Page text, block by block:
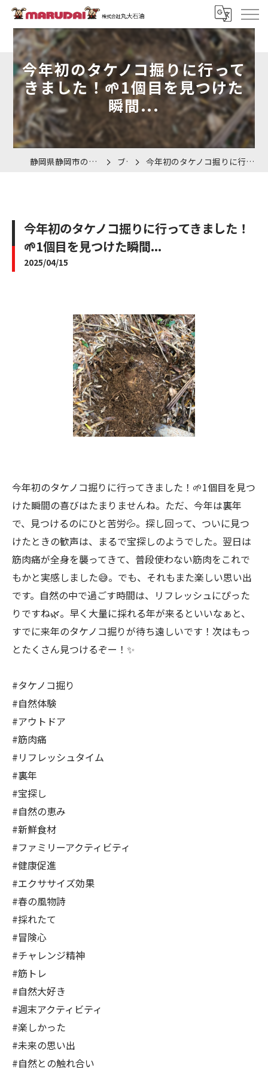
今年初のタケノコ掘りに行って
きました！🌱1個目を見つけた
瞬間...
静岡県静岡市の車検なら株式会社丸大石油 ブログ 今年初のタケノコ掘りに行ってきました！🌱1個目を見つけた瞬間...
今年初のタケノコ掘りに行ってきました！
🌱1個目を見つけた瞬間...
2025/04/15
今年初のタケノコ掘りに行ってきました！🌱1個目を見つ
けた瞬間の喜びはたまりませんね。ただ、今年は裏年
で、見つけるのにひと苦労💦。探し回って、ついに見つ
けたときの歓声は、まるで宝探しのようでした。翌日は
筋肉痛が全身を襲ってきて、普段使わない筋肉をこれで
もかと実感しました😅。でも、それもまた楽しい思い出
です。自然の中で過ごす時間は、リフレッシュにぴった
りですね🌿。早く大量に採れる年が来るといいなぁと、
すでに来年のタケノコ掘りが待ち遠しいです！次はもっ
とたくさん見つけるぞー！✨
#タケノコ掘り
#自然体験
#アウトドア
#筋肉痛
#リフレッシュタイム
#裏年
#宝探し
#自然の恵み
#新鮮食材
#ファミリーアクティビティ
#健康促進
#エクササイズ効果
#春の風物詩
#採れたて
#冒険心
#チャレンジ精神
#筋トレ
#自然大好き
#週末アクティビティ
#楽しかった
#未来の思い出
#自然との触れ合い